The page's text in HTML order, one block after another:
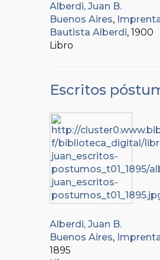
Alberdi, Juan B.
Buenos Aires,
Bautista Alberdi, 1900
Libro
Escritos
Alberdi, Juan B.
Buenos Aires,
1895